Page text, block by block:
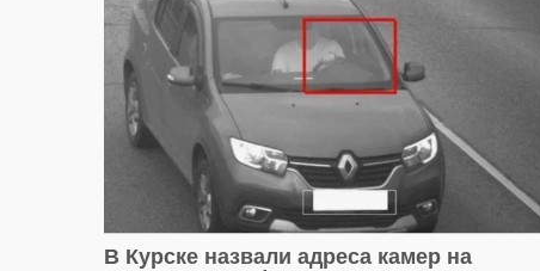
В Курске назвали адреса камер на